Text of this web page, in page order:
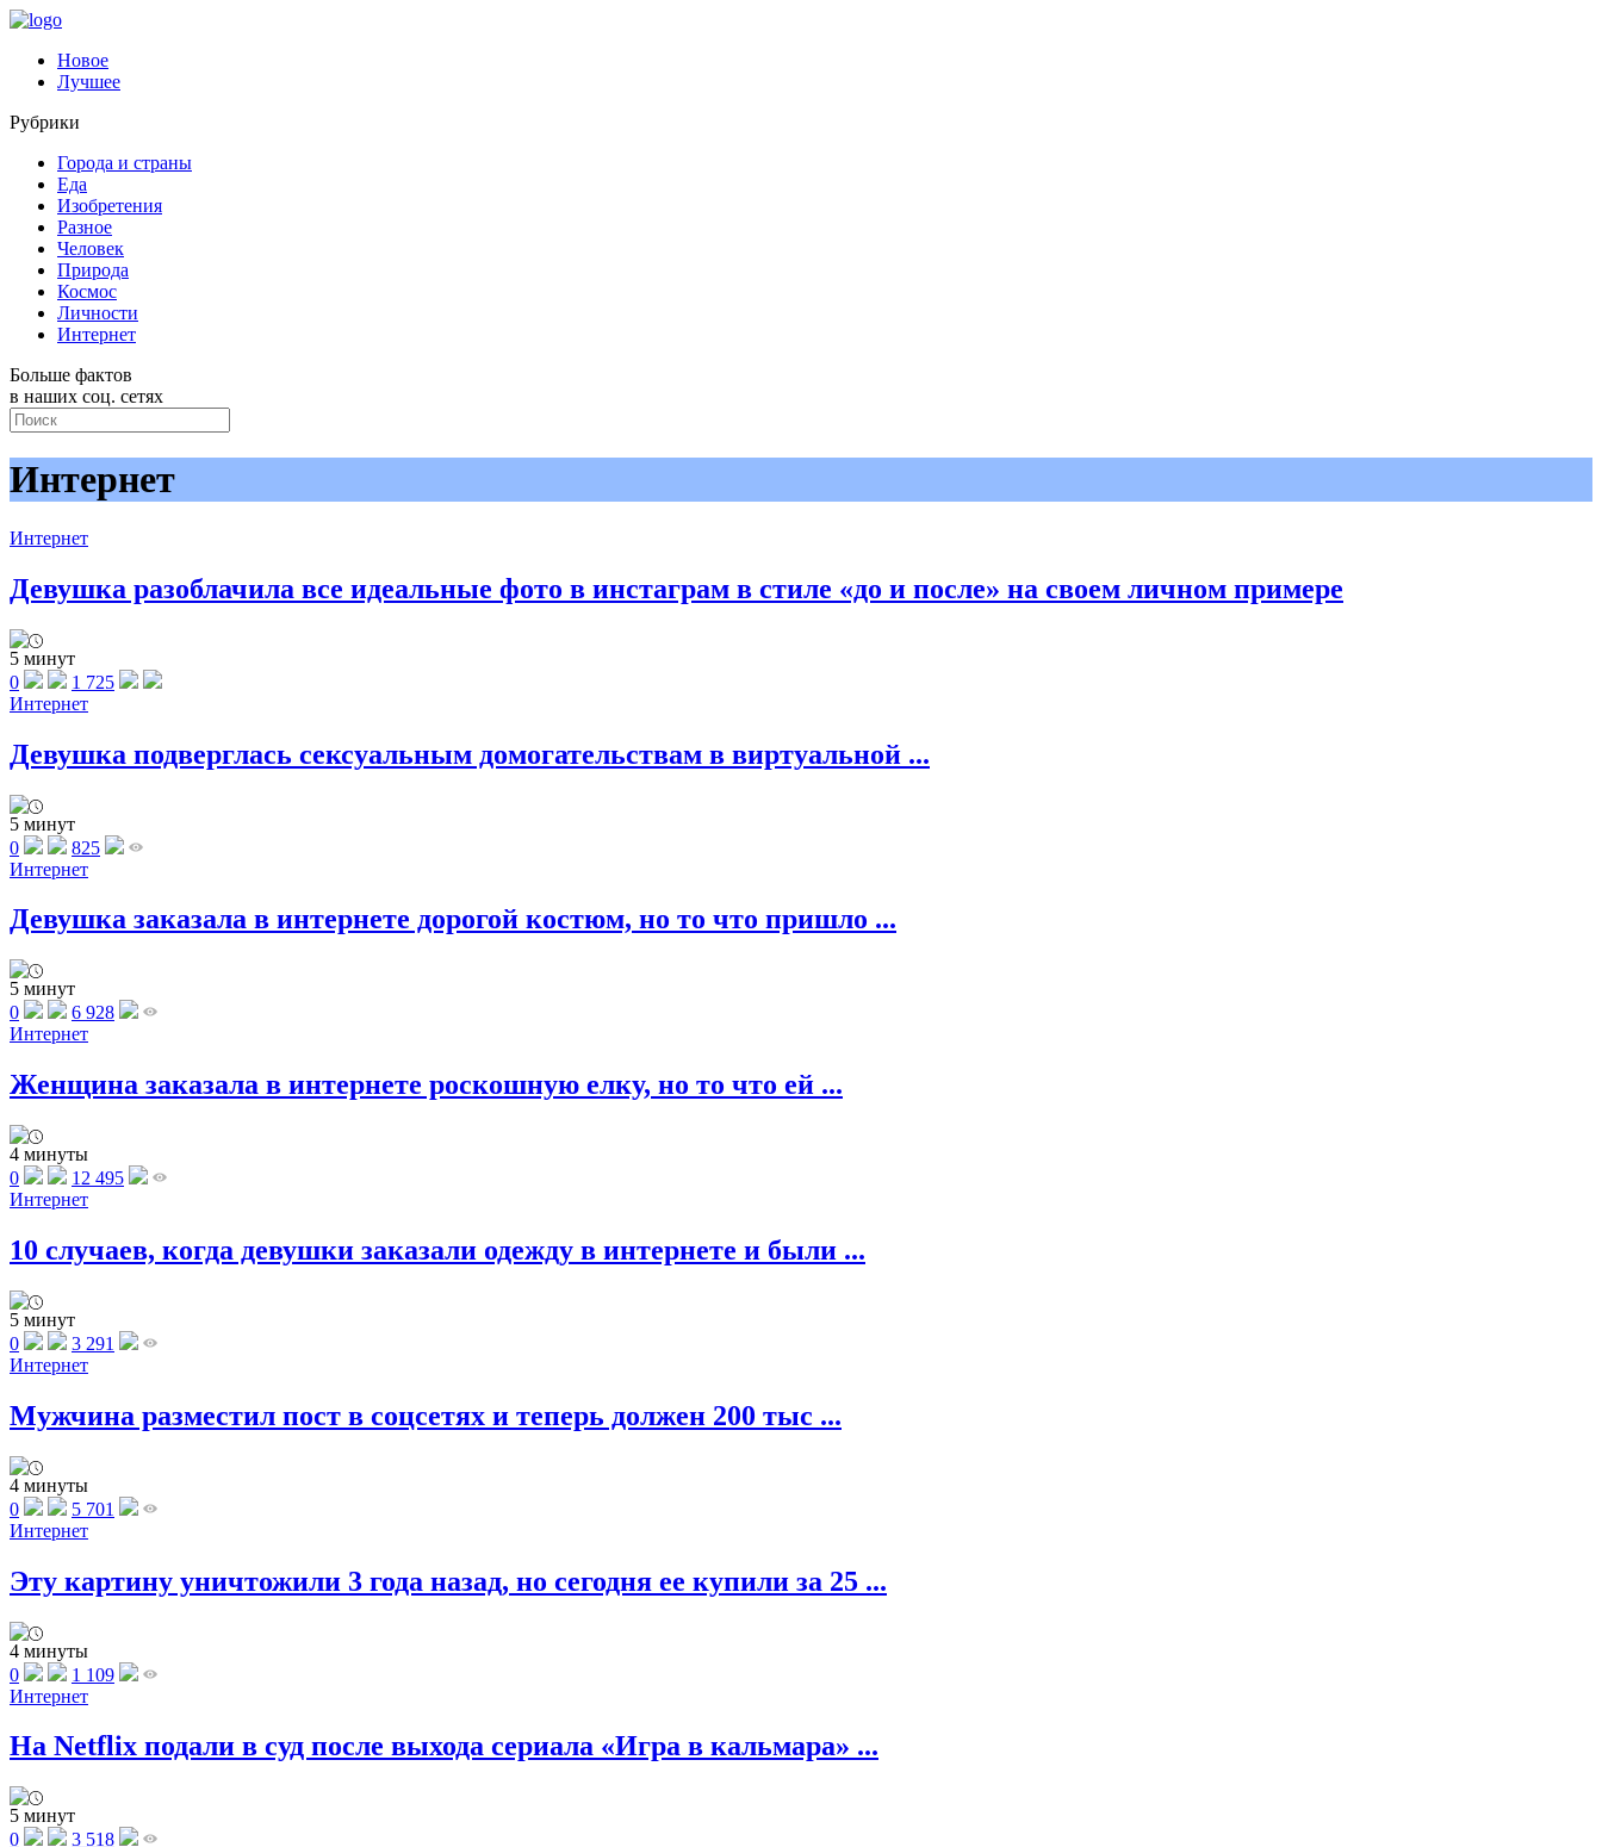
Новое
Лучшее
Рубрики
Города и страны
Еда
Изобретения
Разное
Человек
Природа
Космос
Личности
Интернет
Больше фактов
в наших соц. сетях
Интернет
Интернет
Девушка разоблачила все идеальные фото в инстаграм в стиле «до и после» на своем личном примере
5 минут
0
1 725
Интернет
Девушка подверглась сексуальным домогательствам в виртуальной ...
5 минут
0
825
Интернет
Девушка заказала в интернете дорогой костюм, но то что пришло ...
5 минут
0
6 928
Интернет
Женщина заказала в интернете роскошную елку, но то что ей ...
4 минуты
0
12 495
Интернет
10 случаев, когда девушки заказали одежду в интернете и были ...
5 минут
0
3 291
Интернет
Мужчина разместил пост в соцсетях и теперь должен 200 тыс ...
4 минуты
0
5 701
Интернет
Эту картину уничтожили 3 года назад, но сегодня ее купили за 25 ...
4 минуты
0
1 109
Интернет
На Netflix подали в суд после выхода сериала «Игра в кальмара» ...
5 минут
0
3 518